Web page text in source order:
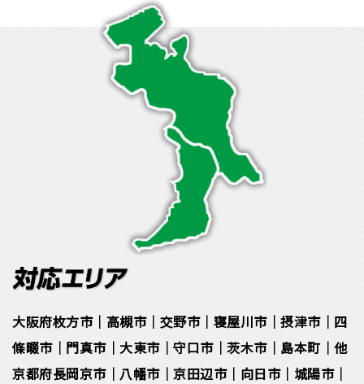
大阪府枚方市｜高槻市｜交野市｜寝屋川市｜摂津市｜四
條畷市｜門真市｜大東市｜守口市｜茨木市｜島本町｜他
京都府長岡京市｜八幡市｜京田辺市｜向日市｜城陽市｜